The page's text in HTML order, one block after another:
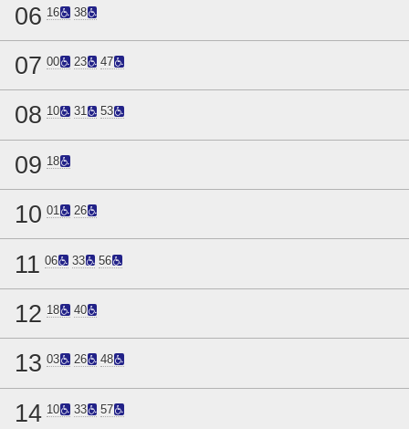
06 16 38
07 00 23 47
08 10 31 53
09 18
10 01 26
11 06 33 56
12 18 40
13 03 26 48
14 10 33 57